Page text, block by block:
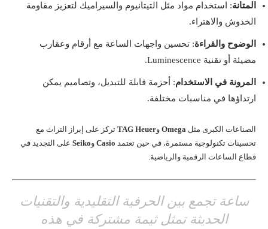
المتانة: استخدام مواد مثل التيتانيوم والسيراميك لتعزيز مقاومة
الخدوش والاهتراء.
الوضوح والقراءة: تحسين واجهات الساعة مع أرقام وعقارب
مضيئة أو تقنية Luminescence.
المرونة في الاستخدام: أحزمة قابلة للتبديل، وتصاميم يمكن
ارتداؤها في مناسبات مختلفة.
الصناعات الكبرى مثل Omega وTAG Heuer تركز على إبراز التراث مع
تحسينات تكنولوجية مستمرة، في حين تعتمد Casio وSeiko على التجديد في
قطاع الساعات الرقمية والرياضية.
ساعة تجمع بين الحرفية التقليدية والتقنيات
الحديثة تمثل ثيمة مشتركة في هذه